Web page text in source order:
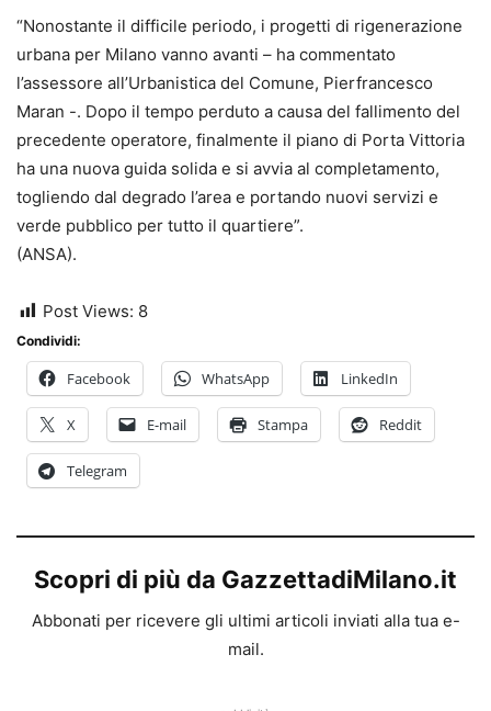
“Nonostante il difficile periodo, i progetti di rigenerazione
urbana per Milano vanno avanti – ha commentato
l’assessore all’Urbanistica del Comune, Pierfrancesco
Maran -. Dopo il tempo perduto a causa del fallimento del
precedente operatore, finalmente il piano di Porta Vittoria
ha una nuova guida solida e si avvia al completamento,
togliendo dal degrado l’area e portando nuovi servizi e
verde pubblico per tutto il quartiere”.
(ANSA).
Post Views: 8
Condividi:
Facebook WhatsApp LinkedIn
X E-mail Stampa Reddit
Telegram
Scopri di più da GazzettadiMilano.it
Abbonati per ricevere gli ultimi articoli inviati alla tua e-
mail.